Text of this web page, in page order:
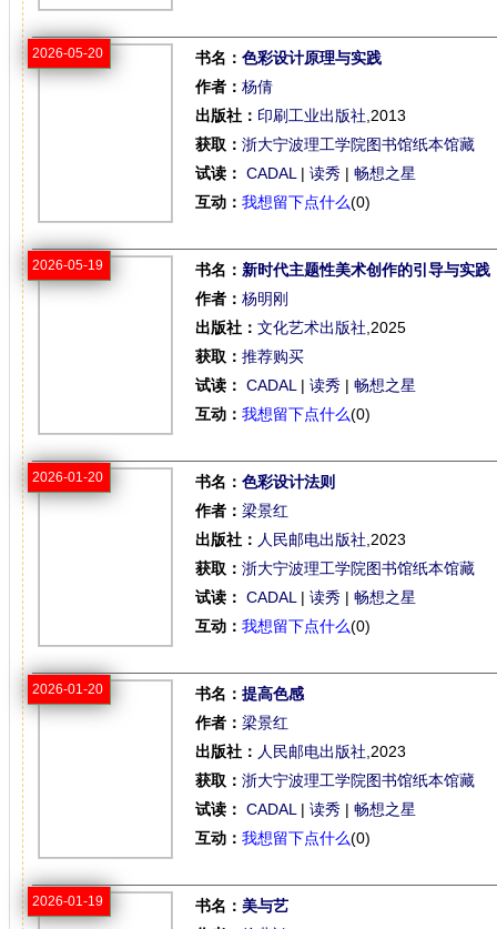
2026-05-20 书名： 色彩设计原理与实践
作者： 杨倩
出版社： 印刷工业出版社 ,2013
获取： 浙大宁波理工学院图书馆纸本馆藏
试读： CADAL | 读秀 | 畅想之星
互动： 我想留下点什么(0)
2026-05-19 书名： 新时代主题性美术创作的引导与实践
作者： 杨明刚
出版社： 文化艺术出版社 ,2025
获取： 推荐购买
试读： CADAL | 读秀 | 畅想之星
互动： 我想留下点什么(0)
2026-01-20 书名： 色彩设计法则
作者： 梁景红
出版社： 人民邮电出版社 ,2023
获取： 浙大宁波理工学院图书馆纸本馆藏
试读： CADAL | 读秀 | 畅想之星
互动： 我想留下点什么(0)
2026-01-20 书名： 提高色感
作者： 梁景红
出版社： 人民邮电出版社 ,2023
获取： 浙大宁波理工学院图书馆纸本馆藏
试读： CADAL | 读秀 | 畅想之星
互动： 我想留下点什么(0)
2026-01-19 书名： 美与艺